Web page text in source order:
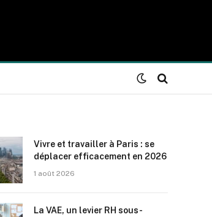
Vivre et travailler à Paris : se
déplacer efficacement en 2026
1 août 2026
La VAE, un levier RH sous-